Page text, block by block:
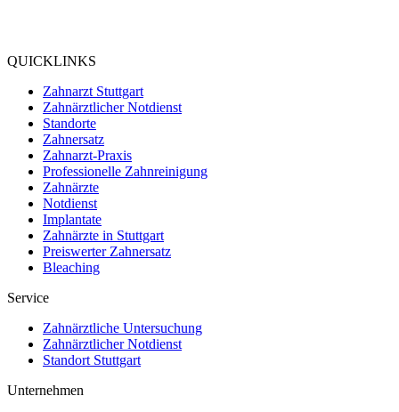
QUICKLINKS
Zahnarzt Stuttgart
Zahnärztlicher Notdienst
Standorte
Zahnersatz
Zahnarzt-Praxis
Professionelle Zahnreinigung
Zahnärzte
Notdienst
Implantate
Zahnärzte in Stuttgart
Preiswerter Zahnersatz
Bleaching
Service
Zahnärztliche Untersuchung
Zahnärztlicher Notdienst
Standort Stuttgart
Unternehmen